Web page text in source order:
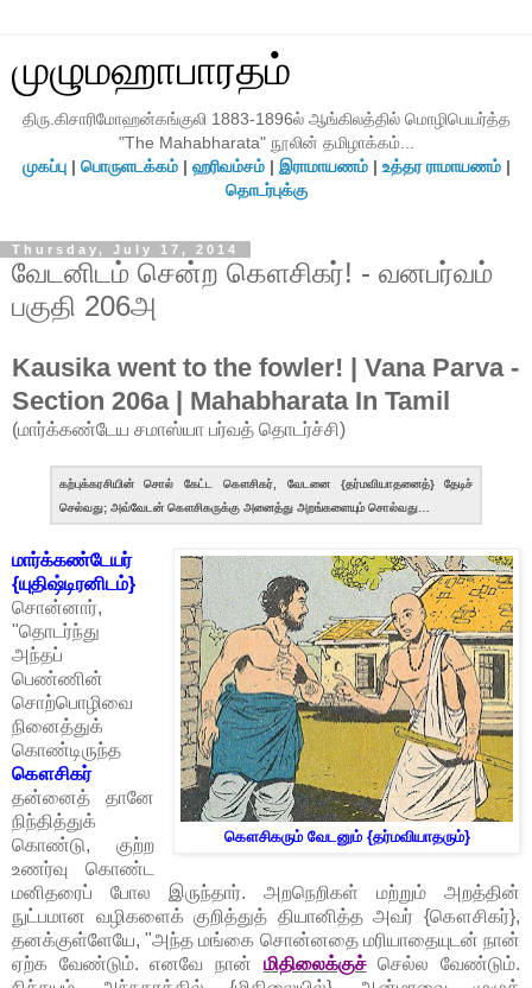
முழுமஹாபாரதம்
திரு.கிசாரிமோஹன்கங்குலி 1883-1896ல் ஆங்கிலத்தில் மொழிபெயர்த்த
"The Mahabharata" நூலின் தமிழாக்கம்...
முகப்பு| பொருளடக்கம்| ஹரிவம்சம்| இராமாயணம்| உத்தர ராமாயணம்|
தொடர்புக்கு
Thursday, July 17, 2014
வேடனிடம் சென்ற கௌசிகர்! - வனபர்வம்
பகுதி 206அ
Kausika went to the fowler! | Vana Parva -
Section 206a | Mahabharata In Tamil
(மார்க்கண்டேய சமாஸ்யா பர்வத் தொடர்ச்சி)
கற்புக்கரசியின் சொல் கேட்ட கௌசிகர், வேடனை {தர்மவியாதனைத்} தேடிச்
செல்வது; அவ்வேடன் கௌசிகருக்கு அனைத்து அறங்களையும் சொல்வது…
கௌசிகரும் வேடனும் {தர்மவியாதரும்}
மார்க்கண்டேயர்
{யுதிஷ்டிரனிடம்}
சொன்னார்,
"தொடர்ந்து
அந்தப்
பெண்ணின்
சொற்பொழிவை
நினைத்துக்
கொண்டிருந்த
கௌசிகர்
தன்னைத் தானே
நிந்தித்துக்
கொண்டு, குற்ற
உணர்வு கொண்ட
மனிதரைப் போல இருந்தார். அறநெறிகள் மற்றும் அறத்தின்
நுட்பமான வழிகளைக் குறித்துத் தியானித்த அவர் {கௌசிகர்},
தனக்குள்ளேயே, "அந்த மங்கை சொன்னதை மரியாதையுடன் நான்
ஏற்க வேண்டும். எனவே நான் மிதிலைக்குச்செல்ல வேண்டும்.